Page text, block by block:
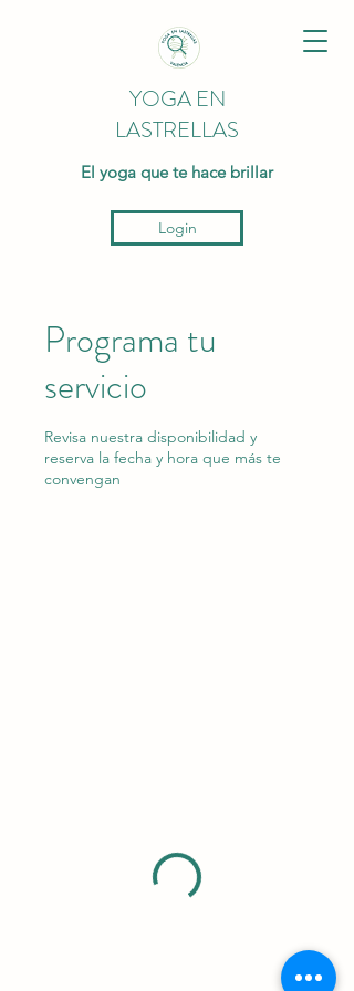
YOGA EN
LASTRELLAS
El yoga que te hace brillar
Login
Programa tu
servicio
Revisa nuestra disponibilidad y
reserva la fecha y hora que más te
convengan